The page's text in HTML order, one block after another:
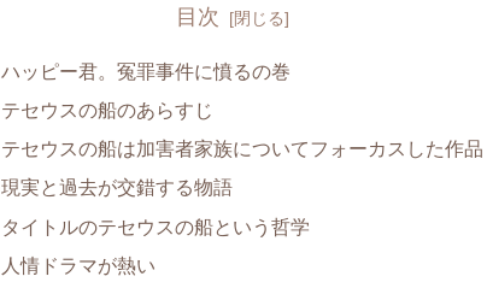
目次
ハッピー君。冤罪事件に憤るの巻
テセウスの船のあらすじ
テセウスの船は加害者家族についてフォーカスした作品
現実と過去が交錯する物語
タイトルのテセウスの船という哲学
人情ドラマが熱い